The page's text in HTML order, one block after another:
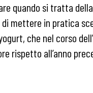
quando si tratta
mettere in pratica
che nel corso
rispetto all’anno